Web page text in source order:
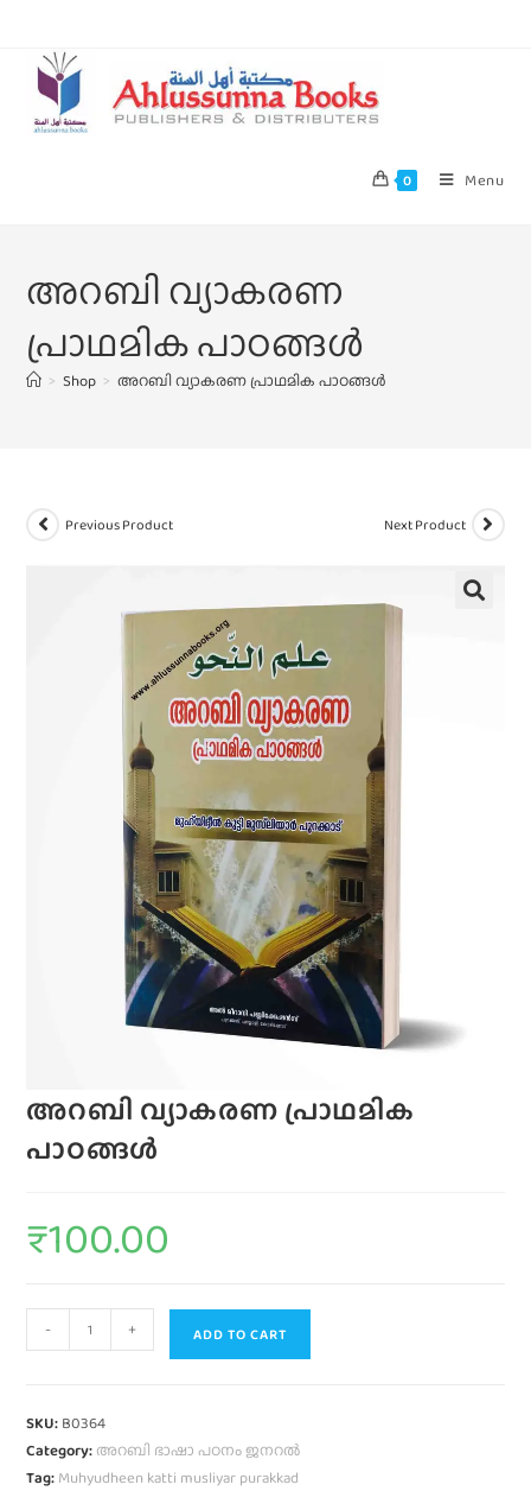
0 Menu
അറബി വ്യാകരണ
പ്രാഥമിക പാഠങ്ങള്‍
> Shop > അറബി വ്യാകരണ പ്രാഥമിക പാഠങ്ങള്‍
Previous Product Next Product
അറബി വ്യാകരണ പ്രാഥമിക
പാഠങ്ങള്‍
₹100.00
- + ADD TO CART
SKU: B0364
Category: അറബി ഭാഷാ പഠനം ജനറൽ
Tag: Muhyudheen katti musliyar purakkad